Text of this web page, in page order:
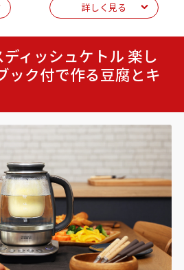
詳しく見る
ディッシュケトル 楽し
ック付で作る豆腐とキ